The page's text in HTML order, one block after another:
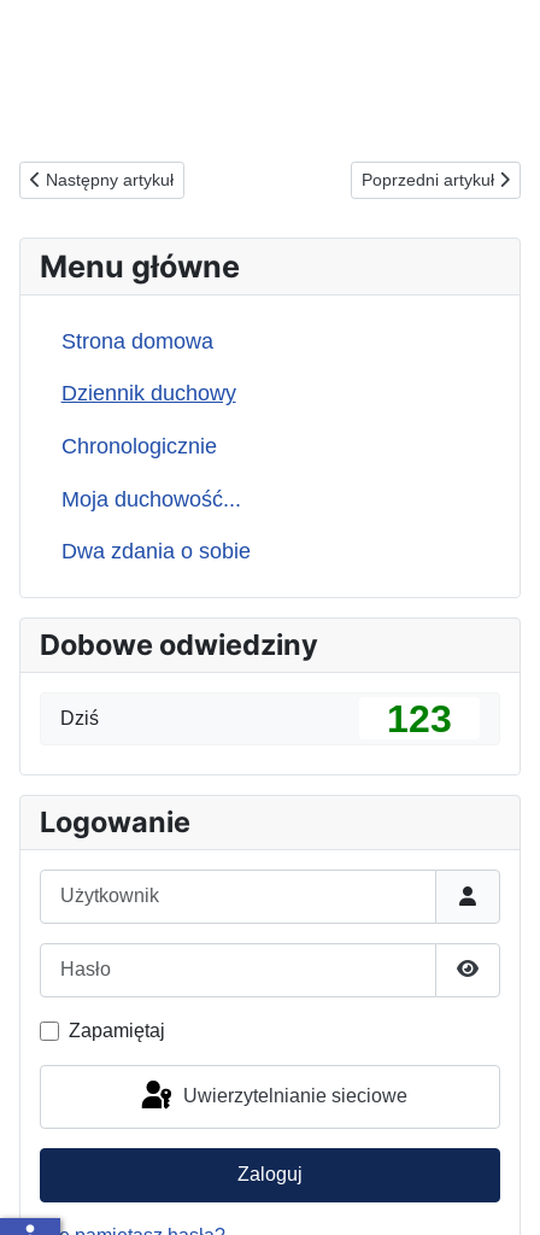
Poprzednia strona: 22.01.1993 (pt) ZA UPADAJĄCYCH Z
Następny artykuł Następna strona:
Poprzedni artykuł
Menu główne
Strona domowa
Dziennik duchowy
Chronologicznie
Moja duchowość...
Dwa zdania o sobie
Dobowe odwiedziny
Dziś 123
Logowanie
Pokaż
Zapamiętaj
Uwierzytelnianie sieciowe
Zaloguj